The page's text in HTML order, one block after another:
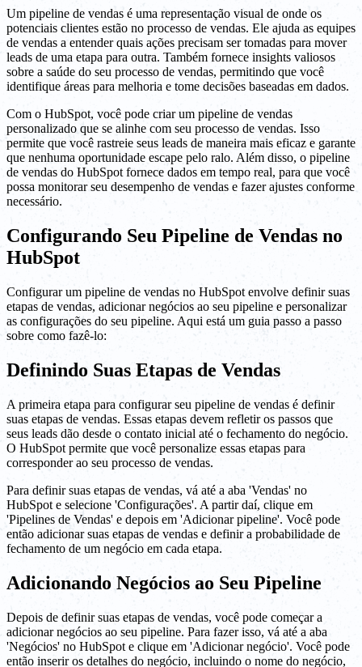
Um pipeline de vendas é uma representação visual de onde os
potenciais clientes estão no processo de vendas. Ele ajuda as equipes
de vendas a entender quais ações precisam ser tomadas para mover
leads de uma etapa para outra. Também fornece insights valiosos
sobre a saúde do seu processo de vendas, permitindo que você
identifique áreas para melhoria e tome decisões baseadas em dados.
Com o HubSpot, você pode criar um pipeline de vendas
personalizado que se alinhe com seu processo de vendas. Isso
permite que você rastreie seus leads de maneira mais eficaz e garante
que nenhuma oportunidade escape pelo ralo. Além disso, o pipeline
de vendas do HubSpot fornece dados em tempo real, para que você
possa monitorar seu desempenho de vendas e fazer ajustes conforme
necessário.
Configurando Seu Pipeline de Vendas no
HubSpot
Configurar um pipeline de vendas no HubSpot envolve definir suas
etapas de vendas, adicionar negócios ao seu pipeline e personalizar
as configurações do seu pipeline. Aqui está um guia passo a passo
sobre como fazê-lo:
Definindo Suas Etapas de Vendas
A primeira etapa para configurar seu pipeline de vendas é definir
suas etapas de vendas. Essas etapas devem refletir os passos que
seus leads dão desde o contato inicial até o fechamento do negócio.
O HubSpot permite que você personalize essas etapas para
corresponder ao seu processo de vendas.
Para definir suas etapas de vendas, vá até a aba 'Vendas' no
HubSpot e selecione 'Configurações'. A partir daí, clique em
'Pipelines de Vendas' e depois em 'Adicionar pipeline'. Você pode
então adicionar suas etapas de vendas e definir a probabilidade de
fechamento de um negócio em cada etapa.
Adicionando Negócios ao Seu Pipeline
Depois de definir suas etapas de vendas, você pode começar a
adicionar negócios ao seu pipeline. Para fazer isso, vá até a aba
'Negócios' no HubSpot e clique em 'Adicionar negócio'. Você pode
então inserir os detalhes do negócio, incluindo o nome do negócio,